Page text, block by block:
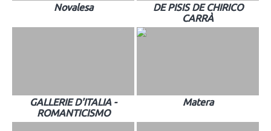
Novalesa
DE PISIS DE CHIRICO
CARRÀ
GALLERIE D'ITALIA -
ROMANTICISMO
Matera